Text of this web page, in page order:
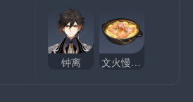
钟离 文火慢炖腌笃鲜